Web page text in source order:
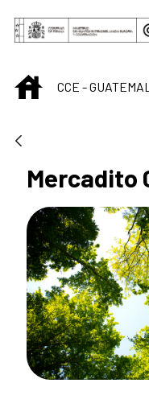
Saltar al contenido
INICIO
CCE -
Mercadito